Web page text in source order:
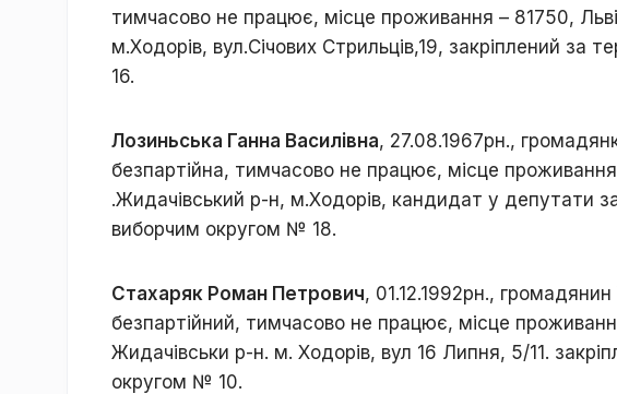
тимчасово не працює, місце проживання – 81750,
м.Ходорів, вул.Січових Стрильців,19, закріплений за
16.
Лозиньська Ганна Василівна, 27.08.1967рн.,
безпартійна, тимчасово не працює, місце
.Жидачівський р-н, м.Ходорів, кандидат у депутати
виборчим округом № 18.
Стахаряк Роман Петрович, 01.12.1992рн.,
безпартійний, тимчасово не працює, місце
Жидачівськи р-н. м. Ходорів, вул 16 Липня, 5/11.
округом № 10.